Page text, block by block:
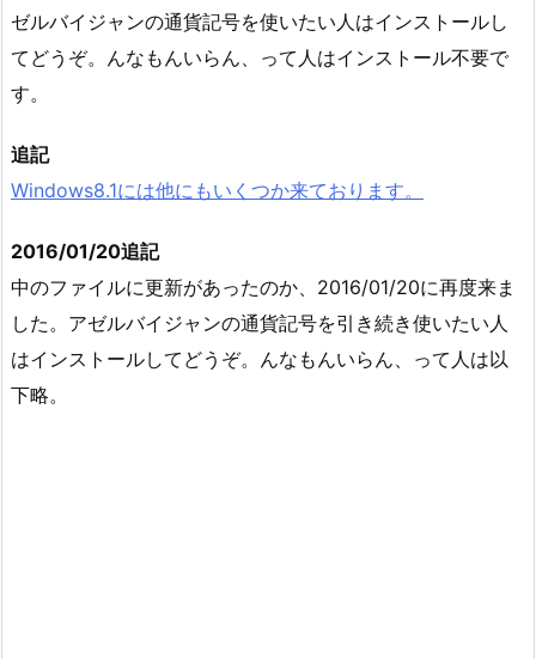
ゼルバイジャンの通貨記号を使いたい人はインストールし
てどうぞ。んなもんいらん、って人はインストール不要で
す。
追記
Windows8.1には他にもいくつか来ております。
2016/01/20追記
中のファイルに更新があったのか、2016/01/20に再度来ま
した。アゼルバイジャンの通貨記号を引き続き使いたい人
はインストールしてどうぞ。んなもんいらん、って人は以
下略。